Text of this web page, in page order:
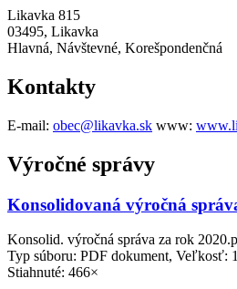
Likavka 815
03495, Likavka
Hlavná, Návštevné, Korešpondenčná
Kontakty
E-mail: obec@likavka.sk www:
Výročné správy
Konsolidovaná výročná
Konsolid. výročná správa za rok
Typ súboru: PDF dokument, Veľkosť:
Stiahnuté: 466×